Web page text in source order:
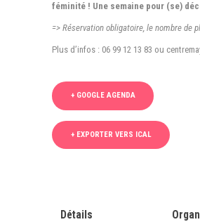
féminité ! Une semaine pour (se)
=> Réservation obligatoire, le nombre de
Plus d’infos : 06 99 12 13 83 ou
+ GOOGLE AGENDA
+ EXPORTER VERS ICAL
Détails